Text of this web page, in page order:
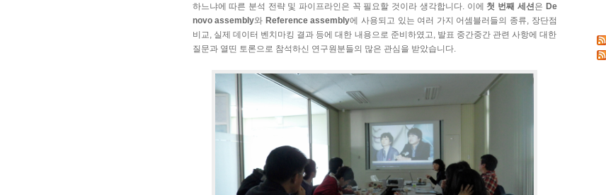
하느냐에 따른 분석 전략 및 파이프라인은 꼭 필요할 것이라 생각합니다. 이에 첫 번째 세션은 De
novo assembly와 Reference assembly에 사용되고 있는 여러 가지 어셈블러들의 종류, 장단점
비교, 실제 데이터 벤치마킹 결과 등에 대한 내용으로 준비하였고, 발표 중간중간 관련 사항에 대한
질문과 열띤 토론으로 참석하신 연구원분들의 많은 관심을 받았습니다.